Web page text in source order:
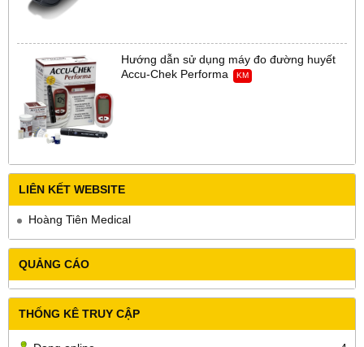
Hướng dẫn sử dụng máy đo đường huyết
Accu-Chek Performa
KM
LIÊN KẾT WEBSITE
Hoàng Tiên Medical
QUẢNG CÁO
THỐNG KÊ TRUY CẬP